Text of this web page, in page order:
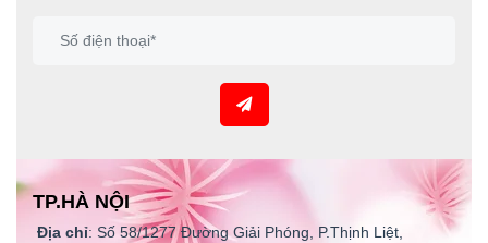
TP.HÀ NỘI
Địa chỉ: Số 58/1277 Đường Giải Phóng, P.Thịnh Liệt,